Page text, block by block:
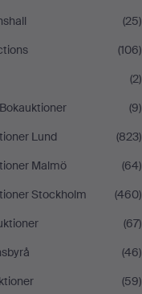
(25)
(106)
(2)
(9)
Lund
(823)
Malmö
(64)
Stockholm
(460)
(67)
(46)
(59)